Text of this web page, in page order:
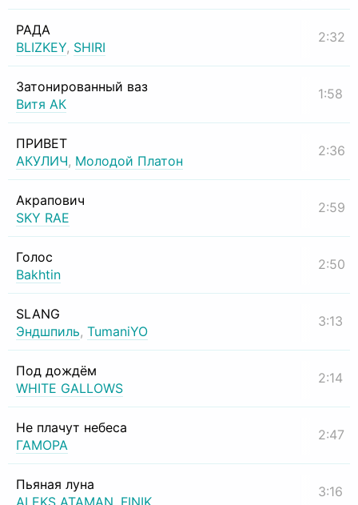
РАДА
BLIZKEY, SHIRI
2:32
Затонированный ваз
Витя АК
1:58
ПРИВЕТ
АКУЛИЧ, Молодой Платон
2:36
Акрапович
SKY RAE
2:59
Голос
Bakhtin
2:50
SLANG
Эндшпиль, TumaniYO
3:13
Под дождём
WHITE GALLOWS
2:14
Не плачут небеса
ГАМОРА
2:47
Пьяная луна
3:16